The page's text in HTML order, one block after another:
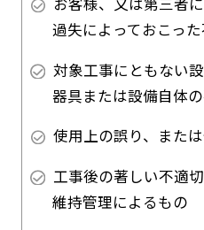
過失によっておこっ
対象工事にともない
器具または設備自体
使用上の誤り、また
工事後の著しい不適
維持管理によるもの